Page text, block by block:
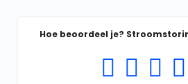
Hoe beoordeel je?